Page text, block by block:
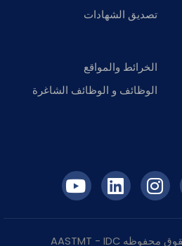
تصديق الشهادات
الخرائط والمواقع
الوظائف و الوظائف الشاغرة
IDC
- AASTMT